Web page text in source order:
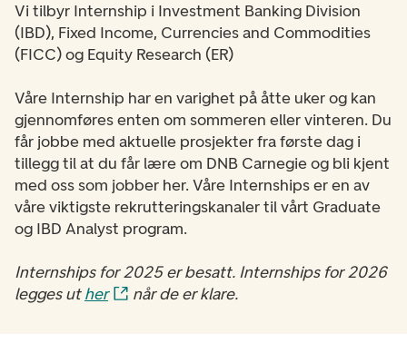
Vi tilbyr Internship i Investment Banking Division
(IBD), Fixed Income, Currencies and Commodities
(FICC) og Equity Research (ER)
Våre Internship har en varighet på åtte uker og kan
gjennomføres enten om sommeren eller vinteren. Du
får jobbe med aktuelle prosjekter fra første dag i
tillegg til at du får lære om DNB Carnegie og bli kjent
med oss som jobber her. Våre Internships er en av
våre viktigste rekrutteringskanaler til vårt Graduate
og IBD Analyst program.
Internships for 2025 er besatt. Internships for 2026
legges uther når de er klare.